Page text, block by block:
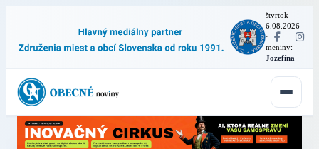
štvrtok
6.08.2026
·
meniny:
Jozefína